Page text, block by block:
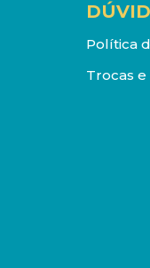
Política
Trocas